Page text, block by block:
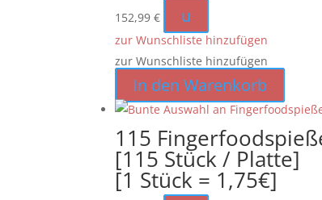
152,99€ u
zur Wunschliste hinzufügen
zur Wunschliste hinzufügen
In den Warenkorb
115
[115 Stück / Platte]
[1 Stück = 1,75€]